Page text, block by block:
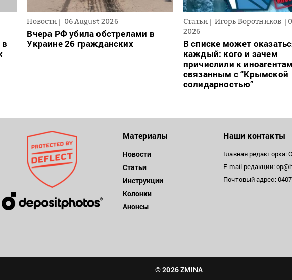
Новости 06 August 2026
Вчера РФ убила обстрелами в
Украине 26 гражданских
Статьи Игорь Воротников
2026
В списке может
каждый: кого и зачем
причислили к
связанным с “Крымской
солидарностью”
Материалы
Новости
Статьи
Инструкции
Колонки
Анонсы
Наши контакты
Главная редакторка:
E-mail редакции:
Почтовый адрес:
© 2026 ZMINA